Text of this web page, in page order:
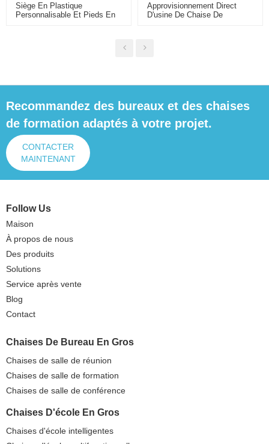
Siège En Plastique
Personnalisable Et Pieds En
Approvisionnement Direct
D'usine De Chaise De
Recommandez des bureaux et des chaises
de formation adaptés à votre projet.
CONTACTER
MAINTENANT
Follow Us
Maison
À propos de nous
Des produits
Solutions
Service après vente
Blog
Contact
Chaises De Bureau En Gros
Chaises de salle de réunion
Chaises de salle de formation
Chaises de salle de conférence
Chaises D'école En Gros
Chaises d'école intelligentes